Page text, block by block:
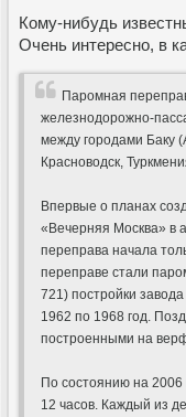
Кому-нибудь
Очень интересно, в
Паромная
железнодорожно-
между городами Баку
Красноводск,
Впервые о планах
«Вечерняя Москва» в
переправа начала
переправе стали
721) постройки
1962 по 1968 год.
построенными на
По состоянию на 2006
12 часов. Каждый из